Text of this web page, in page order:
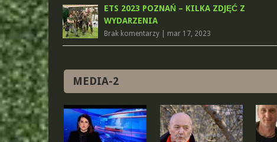
ETS 2023 POZNAŃ – KILKA ZDJĘĆ Z
WYDARZENIA
Brak komentarzy| mar 17, 2023
MEDIA-2